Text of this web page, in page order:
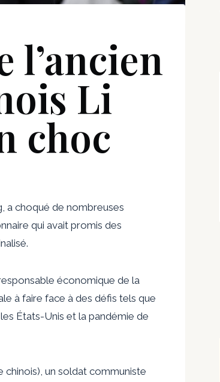
l’ancien
Li
choc
a choqué de nombreuses
qui avait promis des
économique de la
à faire face à des défis tels que
États-Unis et la pandémie de
un soldat communiste